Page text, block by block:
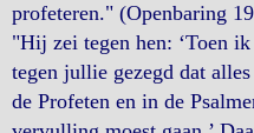
profeteren." (Openbaring
"Hij zei tegen hen: ‘Toen
tegen jullie gezegd dat
de Profeten en in de